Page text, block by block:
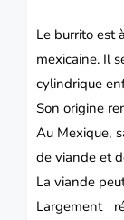
Le burrito est
mexicaine. Il
cylindrique
Son origine
Au Mexique,
de viande et
La viande
Largement